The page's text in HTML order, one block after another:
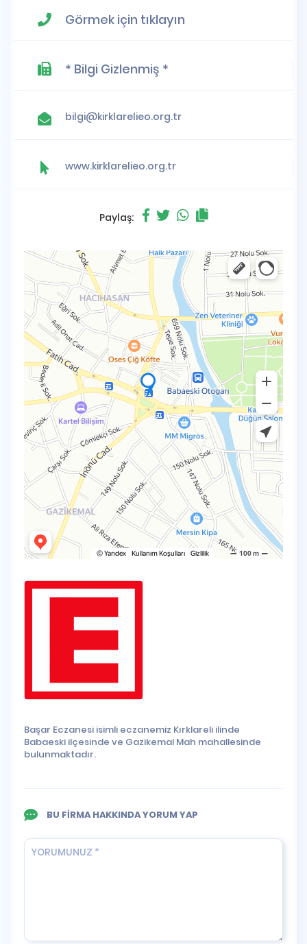
Görmek için tıklayın
* Bilgi Gizlenmiş *
bilgi@kirklarelieo.org.tr
www.kirklarelieo.org.tr
Paylaş:
Başar Eczanesi isimli eczanemiz Kırklareli ilinde
Babaeski ilçesinde ve Gazikemal Mah mahallesinde
bulunmaktadır.
BU FİRMA HAKKINDA YORUM YAP